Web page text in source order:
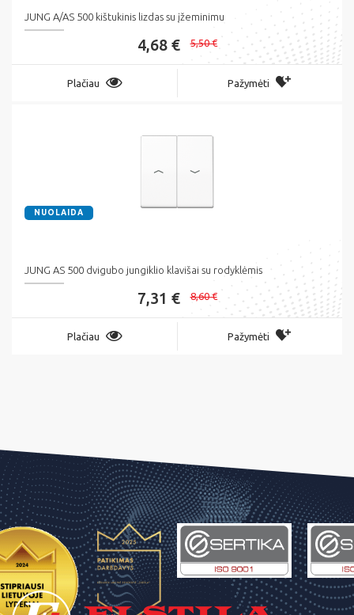
JUNG A/AS 500 kištukinis lizdas su įžeminimu
4,68 € 5,50 €
Plačiau Pažymėti
NUOLAIDA
JUNG AS 500 dvigubo jungiklio klavišai su rodyklėmis
7,31 € 8,60 €
Plačiau Pažymėti